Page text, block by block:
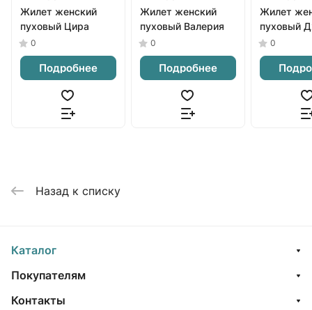
Жилет женский
пуховый Цира
0
Подробнее
Жилет женский
пуховый Валерия
0
Подробнее
Жилет
пуховый
0
Назад к списку
Каталог
Покупателям
Контакты